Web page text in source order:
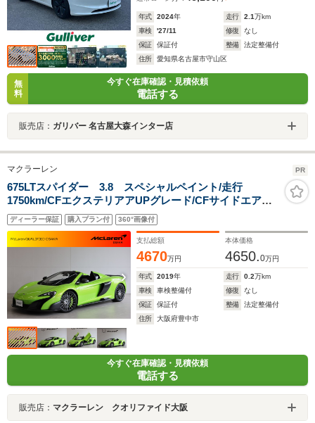
年式 2024年 走行 2.1万km
車検
'27/11 修復
なし
保証
保証付 整備
法定整備付
住所
愛知県名古屋市守山区
無
料
今すぐ在庫確認・見積依頼
電話する
販売店： ガリバー 名古屋大森インター店
マクラーレン PR
675LTスパイダー 3.8 スペシャルペイント/走行
1750km/CFエクステリアアUPグレード/CFサイドエアイ
ンテーク/ウルトラライトウエイト20スポーク鍛造ホイー
ル/ダイヤモンドカットホイールフィニッシュ/スペシャル
カラーキャリパー
ディーラー保証 購入プラン付 360°画像付
支払総額
4670万円
本体価格
4650.0万円
年式 2019年 走行 0.2万km
車検
車検整備付 修復
なし
保証
保証付 整備
法定整備付
住所
大阪府豊中市
今すぐ在庫確認・見積依頼
電話する
販売店： マクラーレン クオリファイド大阪